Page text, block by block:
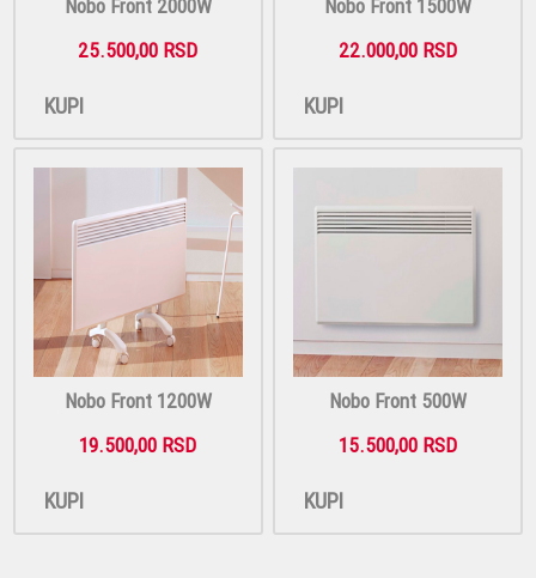
Nobo Front 2000W
25.500,00 RSD
KUPI
Nobo Front 1500W
22.000,00 RSD
KUPI
Nobo Front 1200W
19.500,00 RSD
KUPI
Nobo Front 500W
15.500,00 RSD
KUPI